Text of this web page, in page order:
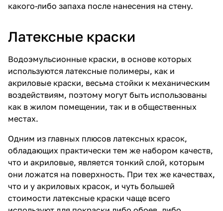
какого-либо запаха после нанесения на стену.
Латексные краски
Водоэмульсионные краски, в основе которых
используются латексные полимеры, как и
акриловые краски, весьма стойки к механическим
воздействиям, поэтому могут быть использованы
как в жилом помещении, так и в общественных
местах.
Одним из главных плюсов латексных красок,
обладающих практически тем же набором качеств,
что и акриловые, является тонкий слой, которым
они ложатся на поверхность. При тех же качествах,
что и у акриловых красок, и чуть большей
стоимости латексные краски чаще всего